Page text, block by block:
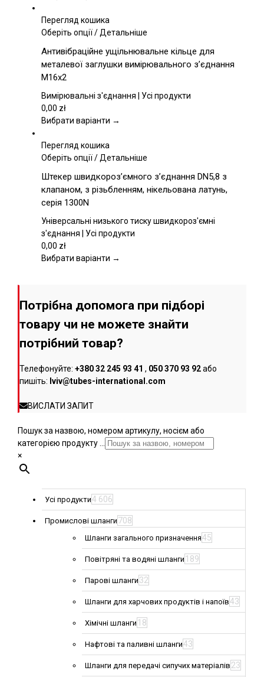
сторінці
товару
Перегляд кошика
Оберіть опціїЦей
має
кілька
Параметри
вибрати
сторінці
товару
/Детальніше
Антивібраційне ущільнювальне кільце для
металевої заглушки вимірювального з’єднання
M16x2
Вимірювальні з'єднання | Усі продукти
0,00 zł
Вибрати варіанти →
Перегляд кошика
Оберіть опціїЦей
має
кілька
Параметри
можна
на
/Детальніше
Штекер швидкороз’ємного з’єднання DN5,8 з
клапаном, з різьбленням, нікельована латунь,
серія 1300N
Універсальні низького тиску швидкороз'ємні
з'єднання | Усі продукти
0,00 zł
Вибрати варіанти →
Потрібна допомога при підборі
товару чи не можете знайти
потрібний товар?
Телефонуйте: +380 32 245 93 41 , 050 370 93 92або
пишіть: lviv@tubes-international.com
ВИСЛАТИ ЗАПИТ
Пошук за назвою, номером артикулу, носієм або
категорією продукту ...
×
Усі продукти4 606
Промислові шланги 708
Шланги загального призначення45
Повітряні та водяні шланги 189
Парові шланги 32
Шланги для харчових продуктів і напоїв43
Хімічні шланги 18
Нафтові та паливні шланги43
Шланги для передачі сипучих матеріалів 23